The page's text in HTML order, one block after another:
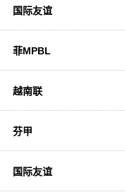
国际友谊
菲MPBL
越南联
芬甲
国际友谊